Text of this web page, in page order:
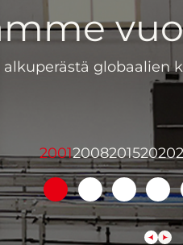
alkuperästä globaalien
2001200820152020